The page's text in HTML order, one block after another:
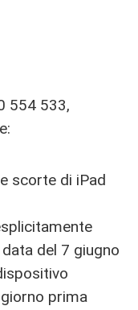
554 533,
scorte di iPad
del 7 giugno
prima